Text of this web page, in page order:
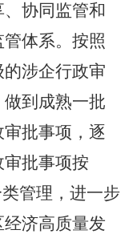
协同监管和
体系。按照
涉企行政审
到成熟一批
批事项，逐
批事项按
管理，进一步
济高质量发